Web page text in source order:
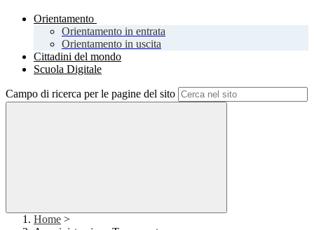
Orientamento
Orientamento in entrata
Orientamento in uscita
Cittadini del mondo
Scuola Digitale
Campo di ricerca per le pagine del sito
Home >